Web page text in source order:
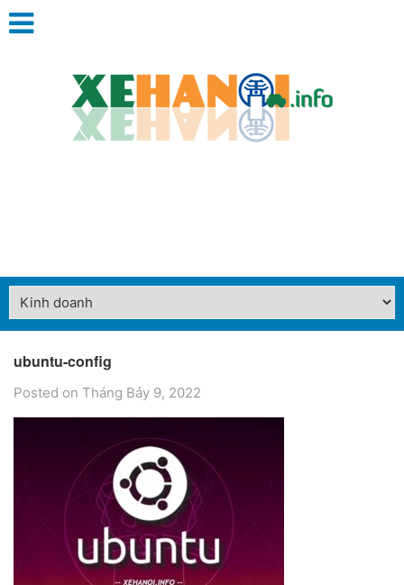
ubuntu-config
Posted on Tháng Bảy 9, 2022